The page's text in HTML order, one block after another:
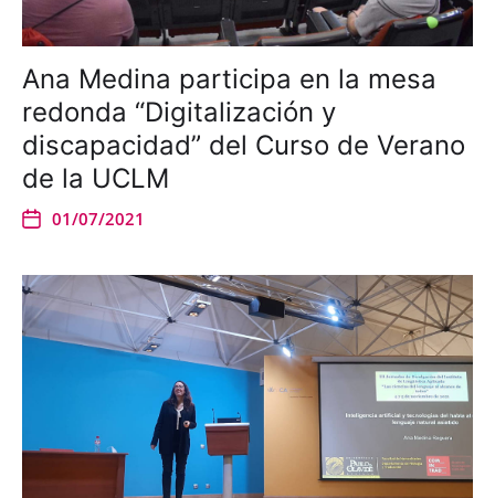
Ana Medina participa en la mesa
redonda “Digitalización y
discapacidad” del Curso de Verano
de la UCLM
01/07/2021